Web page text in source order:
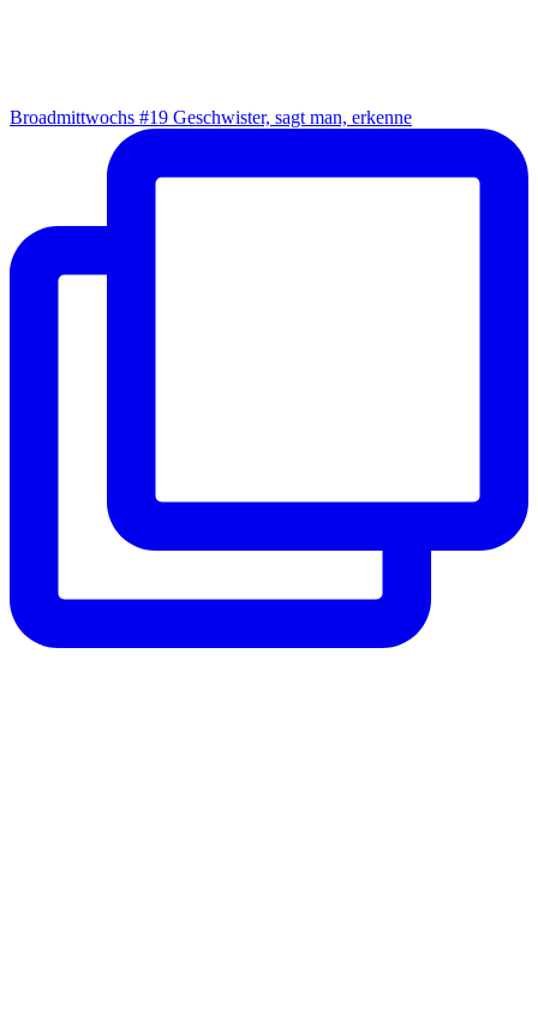
Broad­mitt­wochs #19 Geschwis­ter, sagt man, erkenne